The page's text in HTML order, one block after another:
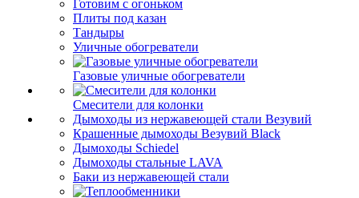
Готовим с огоньком
Плиты под казан
Тандыры
Уличные обогреватели
Газовые уличные обогреватели
Смесители для колонки
Дымоходы из нержавеющей стали Везувий
Крашенные дымоходы Везувий Black
Дымоходы Schiedel
Дымоходы стальные LAVA
Баки из нержавеющей стали